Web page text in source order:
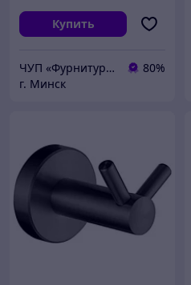
Купить
ЧУП «Фурнитурка-бай»
80%
г. Минск